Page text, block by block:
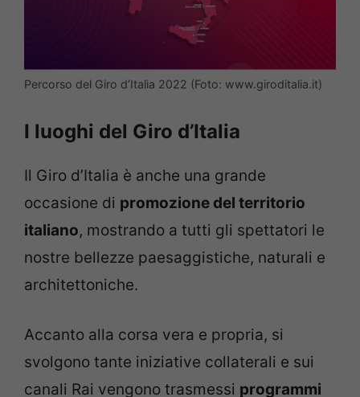
Percorso del Giro d’Italia 2022 (Foto: www.giroditalia.it)
I luoghi del Giro d’Italia
Il Giro d’Italia è anche una grande
occasione di promozione del territorio
italiano, mostrando a tutti gli spettatori le
nostre bellezze paesaggistiche, naturali e
architettoniche.
Accanto alla corsa vera e propria, si
svolgono tante iniziative collaterali e sui
canali Rai vengono trasmessi programmi